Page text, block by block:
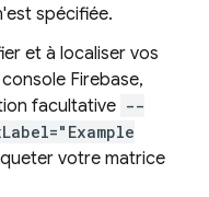
spécifiée.
et à localiser vos
Firebase,
facultative --
votre matrice